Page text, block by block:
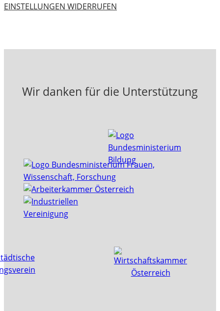
EINSTELLUNGEN WIDERRUFEN
Wir danken für die Unterstützung